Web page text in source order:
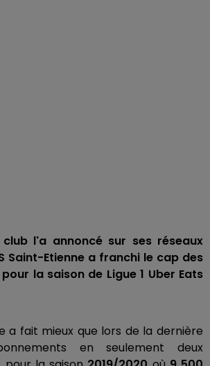
l'a annoncé sur ses réseaux
Saint-Etienne a franchi le cap des
la saison de Ligue 1 Uber Eats
a fait mieux que lors de la dernière
en seulement deux